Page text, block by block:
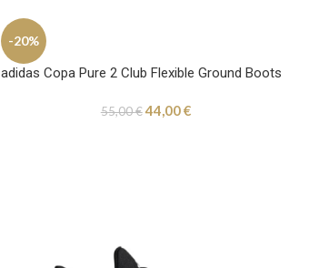
-20%
adidas Copa Pure 2 Club Flexible Ground Boots
55,00€44,00€